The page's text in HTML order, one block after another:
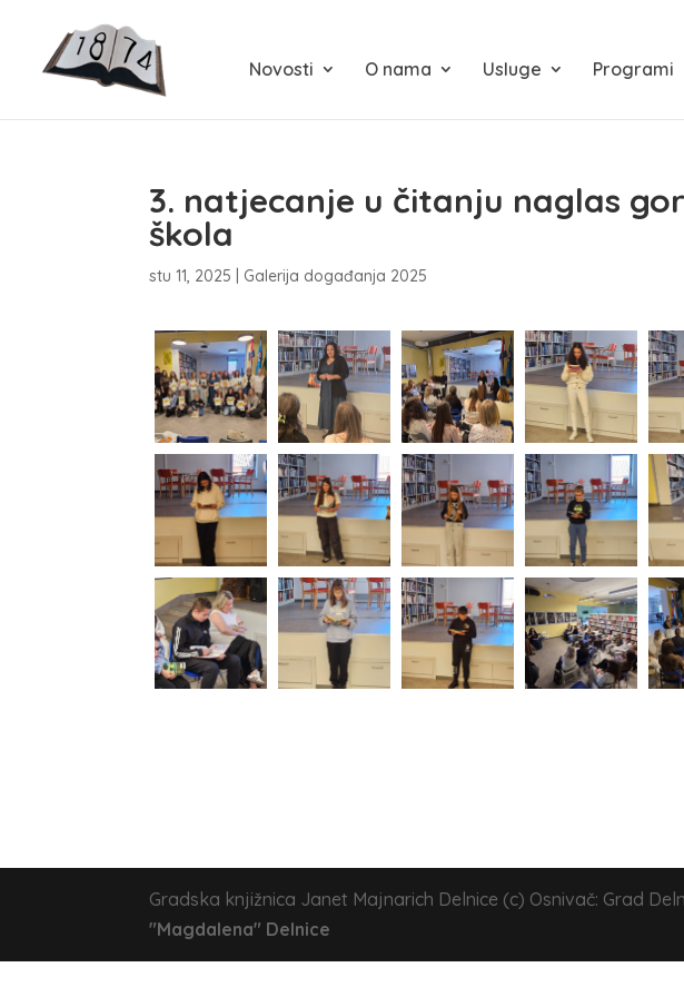
Novosti O nama Usluge Programi
3. natjecanje u čitanju naglas
škola
stu 11, 2025 Galerija događanja 2025
Gradska knjižnica Janet Majnarich Delnice (c) Osnivač: Grad
"Magdalena" Delnice